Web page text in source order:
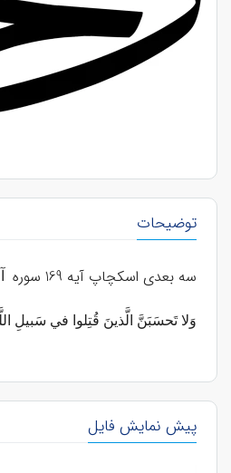
توضیحات
سه بعدی اسکچاپ آیه 169 سوره
وَلا تَحسَبَنَّ الَّذينَ قُتِلوا في سَبيلِ
پیش نمایش فایل